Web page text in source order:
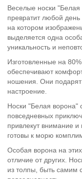
Веселые носки "Белая
превратит любой
на котором
выделяется одна
уникальность и
Изготовленные на
обеспечивают
ношения. Они подарят
настроение.
Носки "Белая ворона"
повседневных
привлекут внимание
готовы к морю
Особая ворона на
отличие от других.
из толпы, быть самим